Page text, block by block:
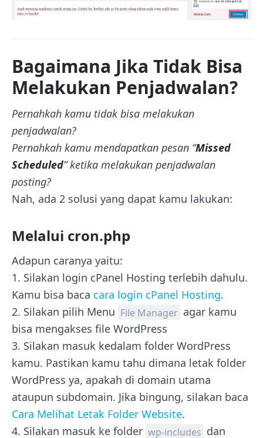
Bagaimana Jika Tidak Bisa
Melakukan Penjadwalan?
Pernahkah kamu tidak bisa melakukan
penjadwalan?
Pernahkah kamu mendapatkan pesan “Missed
Scheduled” ketika melakukan penjadwalan
posting?
Nah, ada 2 solusi yang dapat kamu lakukan:
Melalui cron.php
Adapun caranya yaitu:
1. Silakan login cPanel Hosting terlebih dahulu.
Kamu bisa baca cara login cPanel Hosting.
2. Silakan pilih Menu File Manager agar kamu
bisa mengakses file WordPress
3. Silakan masuk kedalam folder WordPress
kamu. Pastikan kamu tahu dimana letak folder
WordPress ya, apakah di domain utama
ataupun subdomain. Jika bingung, silakan baca
Cara Melihat Letak Folder Website.
4. Silakan masuk ke folder wp-includes dan